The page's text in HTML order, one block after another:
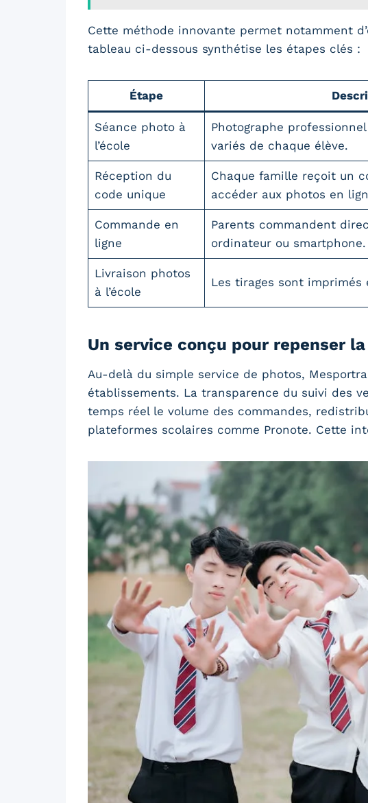
Cette méthode innovante permet notamment
tableau ci-dessous synthétise les étapes clés :
Étape
Séance photo à
l’école
Photographe
variés de chaque élève.
Réception du
code unique
Chaque famille reçoit un
accéder aux photos en
Commande en
ligne
Parents commandent
ordinateur ou smartphone.
Livraison photos
à l’école
Les tirages sont
Un service conçu pour repenser
Au-delà du simple service de photos,
établissements. La transparence du suivi des
temps réel le volume des commandes,
plateformes scolaires comme Pronote. Cette